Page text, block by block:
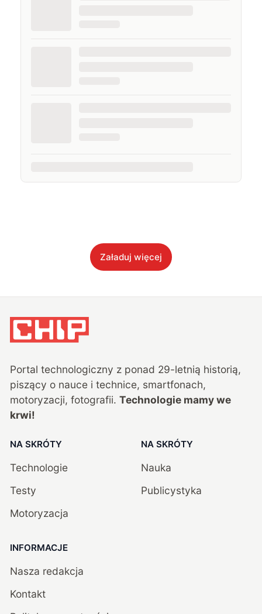
Załaduj więcej
Portal technologiczny z ponad 29-letnią historią,
piszący o nauce i technice, smartfonach,
motoryzacji, fotografii. Technologie mamy we
krwi!
NA SKRÓTY
Technologie
Testy
Motoryzacja
NA SKRÓTY
Nauka
Publicystyka
INFORMACJE
Nasza redakcja
Kontakt